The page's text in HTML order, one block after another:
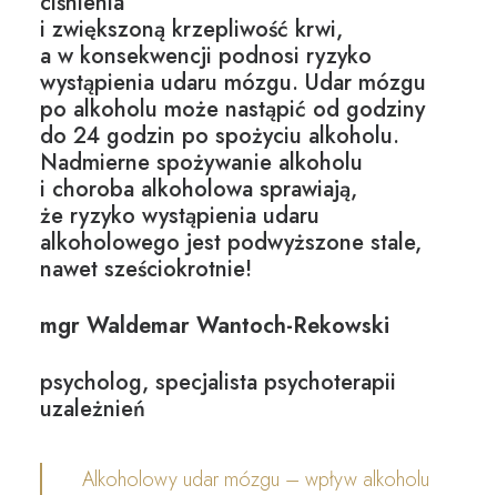
i zwiększoną krzepliwość krwi,
a w konsekwencji podnosi ryzyko
wystąpienia udaru mózgu. Udar mózgu
po alkoholu może nastąpić od godziny
do 24 godzin po spożyciu alkoholu.
Nadmierne spożywanie alkoholu
i choroba alkoholowa sprawiają,
że ryzyko wystąpienia udaru
alkoholowego jest podwyższone stale,
nawet sześciokrotnie!
mgr Waldemar Wantoch-Rekowski
psycholog, specjalista psychoterapii
uzależnień
Alkoholowy udar mózgu – wpływ alkoholu